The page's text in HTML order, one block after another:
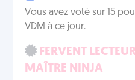
Vous avez voté sur 15
VDM à ce jour.
FERVENT
MAÎTRE NINJA